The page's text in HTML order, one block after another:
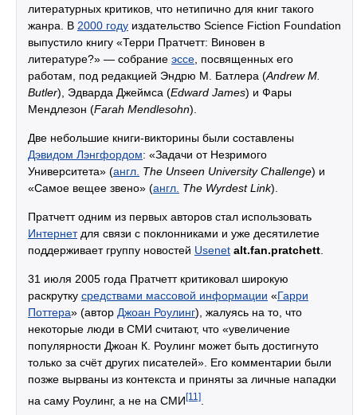
литературных критиков, что нетипично для книг такого
жанра. В 2000 году издательство Science Fiction Foundation
выпустило книгу «Терри Пратчетт: Виновен в
литературе?» — собрание эссе, посвященных его
работам, под редакцией Эндрю М. Батлера (Andrew M.
Butler), Эдварда Джеймса (Edward James) и Фары
Мендлезон (Farah Mendlesohn).
Две небольшие книги-викторины были составлены
Дэвидом Лэнгфордом: «Задачи от Незримого
Университета» (англ. The Unseen University Challenge) и
«Самое вещее звено» (англ. The Wyrdest Link).
Пратчетт одним из первых авторов стал использовать
Интернетдля связи с поклонниками и уже десятилетие
поддерживает группу новостей Usenet alt.fan.pratchett.
31 июля 2005 года Пратчетт критиковал широкую
раскрутку средствами массовой информации «Гарри
Поттера» (автор Джоан Роулинг), жалуясь на то, что
некоторые люди в СМИ считают, что «увеличение
популярности Джоан К. Роулинг может быть достигнуто
только за счёт других писателей». Его комментарии были
позже вырваны из контекста и приняты за личные нападки
на саму Роулинг, а не на СМИ [11]